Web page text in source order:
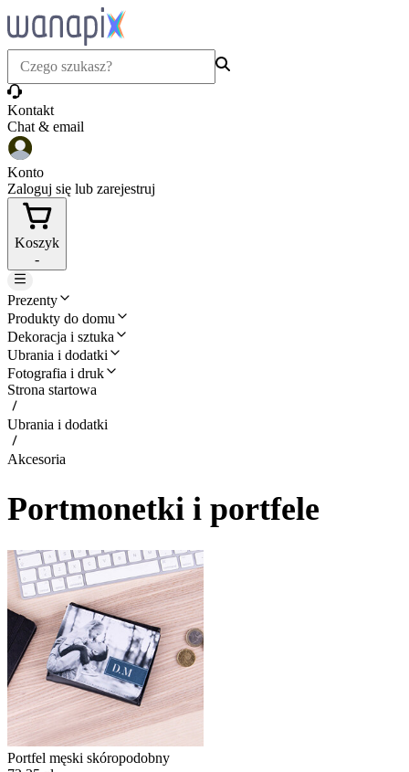
Kontakt
Chat & email
Konto
Zaloguj się lub zarejestruj
Koszyk
-
Prezenty
Produkty do domu
Dekoracja i sztuka
Ubrania i dodatki
Fotografia i druk
Strona startowa
Ubrania i dodatki
Akcesoria
Portmonetki i portfele
Portfel męski skóropodobny